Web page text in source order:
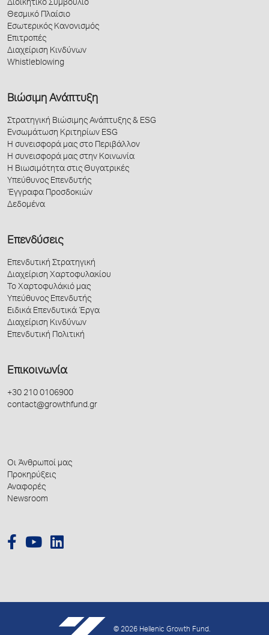
Διοικητικό Συμβούλιο
Θεσμικό Πλαίσιο
Εσωτερικός Κανονισμός
Επιτροπές
Διαχείριση Κινδύνων
Whistleblowing
Βιώσιμη Ανάπτυξη
Στρατηγική Βιώσιμης Ανάπτυξης & ESG
Ενσωμάτωση Κριτηρίων ESG
Η συνεισφορά μας στο Περιβάλλον
Η συνεισφορά μας στην Κοινωνία
Η Βιωσιμότητα στις Θυγατρικές
Υπεύθυνος Επενδυτής
Έγγραφα Προσδοκιών
Δεδομένα
Επενδύσεις
Επενδυτική Στρατηγική
Διαχείριση Χαρτοφυλακίου
Το Χαρτοφυλάκιό μας
Υπεύθυνος Επενδυτής
Ειδικά Επενδυτικά Έργα
Διαχείριση Κινδύνων
Επενδυτική Πολιτική
Επικοινωνία
+30 210 0106900
contact@growthfund.gr
Οι Άνθρωποί μας
Προκηρύξεις
Αναφορές
Newsroom
© 2026 Hellenic Growth Fund.